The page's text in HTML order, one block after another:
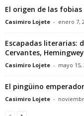
El origen de las fobias
Casimiro Lojete - enero 7,
Escapadas literarias:
Cervantes,
Casimiro Lojete - mayo 15,
El pingüino
Casimiro Lojete -